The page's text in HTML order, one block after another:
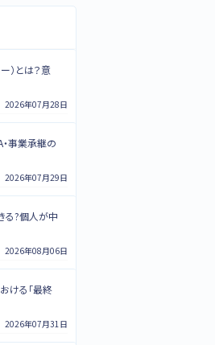
）とは？意
2026年07月28日
・事業承継の
2026年07月29日
る?個人が中
2026年08月06日
ける「最終
2026年07月31日